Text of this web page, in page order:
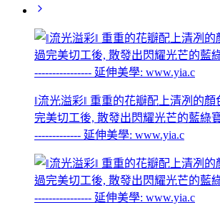
‖流光溢彩‖ 重重的花瓣配上清冽的顏
完美切工後, 散發出閃耀光芒的藍綠
------------- 延伸美學: www.yia.c